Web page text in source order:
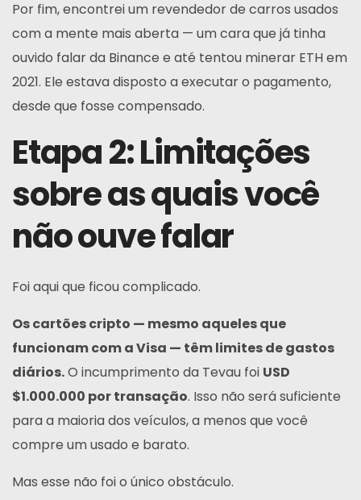
Por fim, encontrei um revendedor de carros usados
com a mente mais aberta — um cara que já tinha
ouvido falar da Binance e até tentou minerar ETH em
2021. Ele estava disposto a executar o pagamento,
desde que fosse compensado.
Etapa 2: Limitações
sobre as quais você
não ouve falar
Foi aqui que ficou complicado.
Os cartões cripto — mesmo aqueles que
funcionam com a Visa — têm limites de gastos
diários.O incumprimento da Tevau foi USD
$1.000.000 por transação. Isso não será suficiente
para a maioria dos veículos, a menos que você
compre um usado e barato.
Mas esse não foi o único obstáculo.